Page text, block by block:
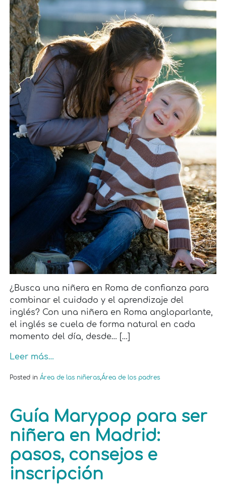
¿Busca una niñera en Roma de confianza para
combinar el cuidado y el aprendizaje del
inglés? Con una niñera en Roma angloparlante,
el inglés se cuela de forma natural en cada
momento del día, desde… […]
Leer más…
Posted inÁrea de las niñeras,Área de los padres
Guía Marypop para ser
niñera en Madrid:
pasos, consejos e
inscripción